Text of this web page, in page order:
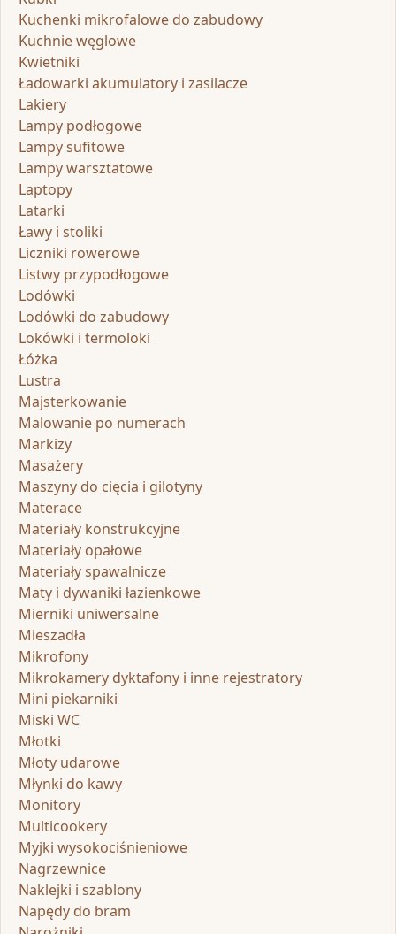
Kuchenki mikrofalowe do zabudowy
Kuchnie węglowe
Kwietniki
Ładowarki akumulatory i zasilacze
Lakiery
Lampy podłogowe
Lampy sufitowe
Lampy warsztatowe
Laptopy
Latarki
Ławy i stoliki
Liczniki rowerowe
Listwy przypodłogowe
Lodówki
Lodówki do zabudowy
Lokówki i termoloki
Łóżka
Lustra
Majsterkowanie
Malowanie po numerach
Markizy
Masażery
Maszyny do cięcia i gilotyny
Materace
Materiały konstrukcyjne
Materiały opałowe
Materiały spawalnicze
Maty i dywaniki łazienkowe
Mierniki uniwersalne
Mieszadła
Mikrofony
Mikrokamery dyktafony i inne rejestratory
Mini piekarniki
Miski WC
Młotki
Młoty udarowe
Młynki do kawy
Monitory
Multicookery
Myjki wysokociśnieniowe
Nagrzewnice
Naklejki i szablony
Napędy do bram